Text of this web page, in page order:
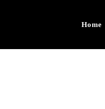
Home